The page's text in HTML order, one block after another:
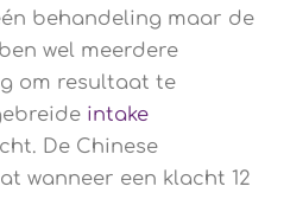
behandeling maar de
wel meerdere
om resultaat te
intake
De Chinese
wanneer een klacht 12